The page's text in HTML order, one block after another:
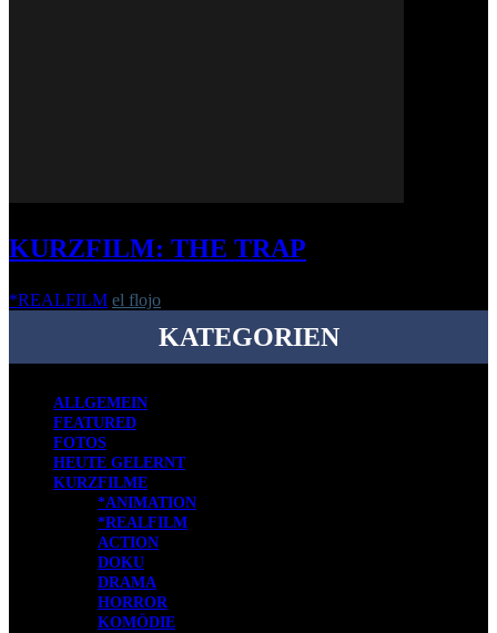
KURZFILM: THE TRAP
*REALFILM el flojo
KATEGORIEN
ALLGEMEIN
FEATURED
FOTOS
HEUTE GELERNT
KURZFILME
*ANIMATION
*REALFILM
ACTION
DOKU
DRAMA
HORROR
KOMÖDIE